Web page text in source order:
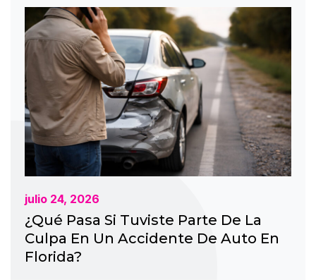
julio 24, 2026
¿Qué Pasa Si Tuviste Parte De La
Culpa En Un Accidente De Auto En
Florida?